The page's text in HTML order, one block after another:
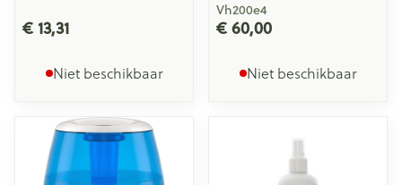
€ 13,31
Niet beschikbaar
Vh200e4
€ 60,00
Niet beschikbaar